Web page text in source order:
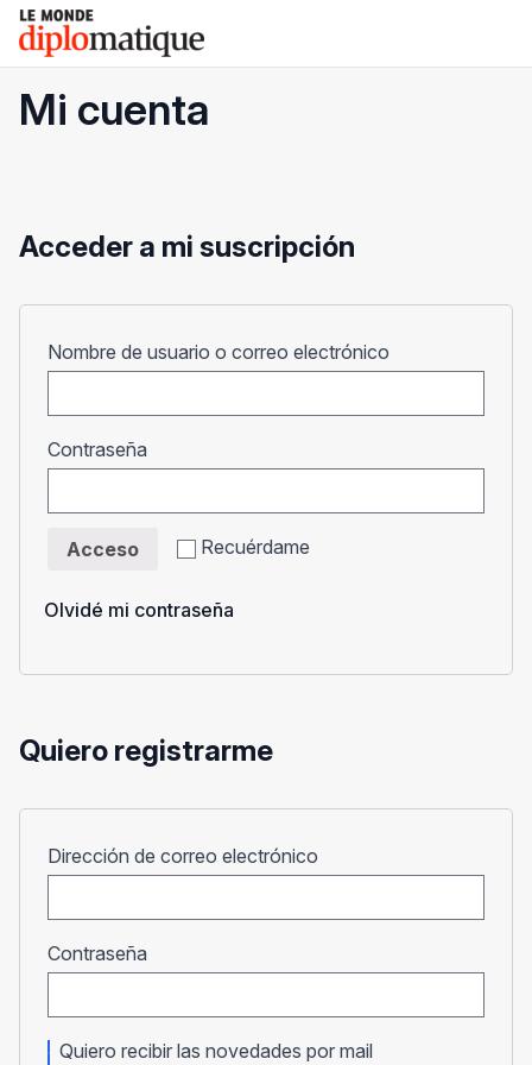
Skip
content
Le monde diplomatique
Mi cuenta
Acceder a mi suscripción
Nombre de usuario o correo electrónico
Contraseña
Recuérdame
Acceso
Olvidé mi contraseña
Quiero registrarme
Dirección de correo electrónico
Contraseña
Quiero recibir las novedades por mail